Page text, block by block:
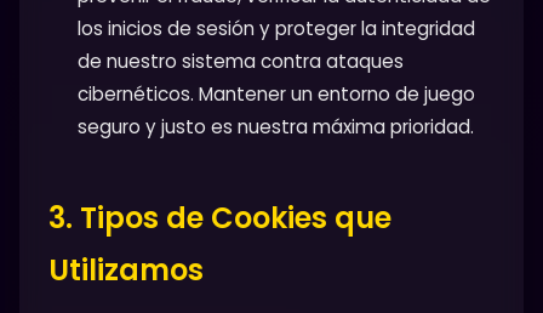
los inicios de sesión y proteger la integridad
de nuestro sistema contra ataques
cibernéticos. Mantener un entorno de juego
seguro y justo es nuestra máxima prioridad.
3. Tipos de Cookies que
Utilizamos